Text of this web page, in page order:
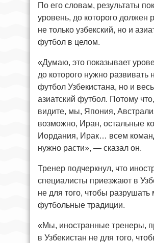
По его словам, результаты
уровень, до которого должен
не только узбекский, но и
футбол в целом.
«Думаю, это показывает
до которого нужно развивать
футбол Узбекистана, но и весь
азиатский футбол. Потому
видите, мы, Япония,
возможно, Иран, остальные
Иордания, Ирак… всем
нужно расти», — сказал он.
Тренер подчеркнул, что
специалисты приезжают в
не для того, чтобы разрушать
футбольные традиции.
«Мы, иностранные тренеры,
в Узбекистан не для того,